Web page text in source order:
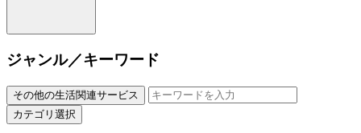
ジャンル／キーワード
その他の生活関連サービス
カテゴリ選択